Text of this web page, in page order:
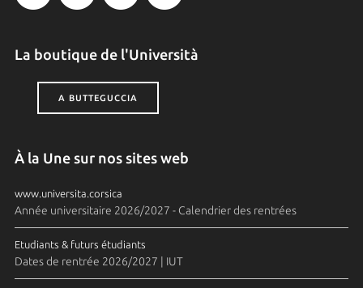
La boutique de l'Università
A BUTTEGUCCIA
À la Une sur nos sites web
www.universita.corsica
Année universitaire 2026/2027 - Calendrier des rentrées
Etudiants & futurs étudiants
Dates de rentrée 2026/2027 | IUT